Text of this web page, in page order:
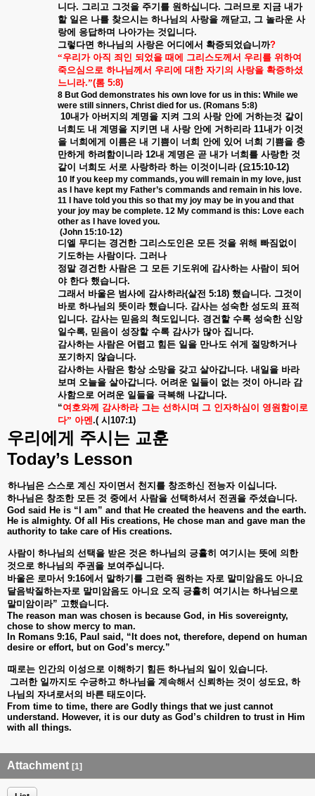
니다. 그리고 그것을 주기를 원하십니다. 그러므로 지금 내가
할 일은 나를 찾으시는 하나님의 사랑을 깨닫고, 그 놀라운 사
랑에 응답하며 나아가는 것입니다.
그렇다면 하나님의 사랑은 어디에서 확증되었습니까?
“우리가 아직 죄인 되었을 때에 그리스도께서 우리를 위하여
죽으심으로 하나님께서 우리에 대한 자기의 사랑을 확증하셨
느니라.”(롬 5:8)
8 But God demonstrates his own love for us in this: While we
were still sinners, Christ died for us. (Romans 5:8)
10내가 아버지의 계명을 지켜 그의 사랑 안에 거하는것 같이
너희도 내 계명을 지키면 내 사랑 안에 거하리라11내가 이것
을 너희에게 이름은 내 기쁨이 너희 안에 있어 너희 기쁨을 충
만하게 하려함이니라12내 계명은 곧 내가 너희를 사랑한 것
같이
너희도 서로 사랑하라 하는 이것이니라 (요15:10-12)
10 If you keep my commands, you will remain in my love, just
as I have kept my Father’s commands and remain in his love.
11 I have told you this so that my joy may be in you and that
your joy may be complete. 12 My command is this: Love each
other as I have loved you.
(John 15:10-12)
디엘 무디는 경건한 그리스도인은 모든 것을 위해 빠짐없이
기도하는 사람이다. 그러나
정말 경건한 사람은 그 모든 기도위에 감사하는 사람이
되어
야 한다 했습니다.
그래서 바울은 범사에 감사하라(살전 5:18) 했습니다. 그것이
바로 하나님의 뜻이라 했습니다. 감사는 성숙한 성도의 표적
입니다. 감사는 믿음의 척도입니다. 경건할 수록 성숙한 신앙
일수록, 믿음이 성장할 수록 감사가 많아 집니다.
감사하는 사람은 어렵고 힘든 일을 만나도 쉬게 절망하거나
포기하지 않습니다.
감사하는 사람은 항상 소망을 갖고 살아갑니다. 내일을 바라
보며 오늘을 살아갑니다. 어려운 일들이 없는 것이 아니라 감
사함으로 어려운 일들을 극복해 나갑니다.
“여호와께 감사하라 그는 선하시며 그 인자하심이
영원함이로
다” 아멘.( 시 107:1)
우리에게 주시는 교훈
Today’s Lesson
하나님은 스스로 계신 자이면서 천지를 창조하신 전능자 이십니다.
하나님은 창조한 모든 것 중에서 사람을 선택하셔서 전권을 주셨습니다.
God said He is “I am” and that He created the heavens and the earth.
He is almighty. Of all His creations, He chose man and gave man the
authority to take care of His creations.
사람이 하나님의 선택을 받은 것은 하나님의 긍휼히 여기시는 뜻에 의한
것으로 하나님의 주권을 보여주십니다.
바울은 로마서 9:16에서 말하기를 그런즉 원하는 자로 말미암음도 아니요
달음박질하는자로 말미암음도 아니요 오직 긍휼히 여기시는 하나님으로
말미암이라” 고했습니다.
The reason man was chosen is because God, in His sovereignty,
chose to show mercy to man.
In Romans 9:16, Paul said, “It does not, therefore, depend on human
desire or effort, but on God’s mercy.”
때로는 인간의 이성으로 이해하기 힘든 하나님의 일이 있습니다.
그러한 일까지도 수긍하고 하나님을 계속해서 신뢰하는 것이 성도요, 하
나님의 자녀로서의 바른 태도이다.
From time to time, there are Godly things that we just cannot
understand. However, it is our duty as God’s children to trust in Him
with all things.
Attachment [1]